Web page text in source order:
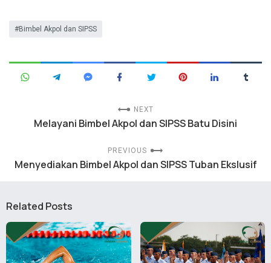
Bimbel Akpol dan SIPSS
NEXT
Melayani Bimbel Akpol dan SIPSS Batu Disini
PREVIOUS
Menyediakan Bimbel Akpol dan SIPSS Tuban Ekslusif
Related Posts